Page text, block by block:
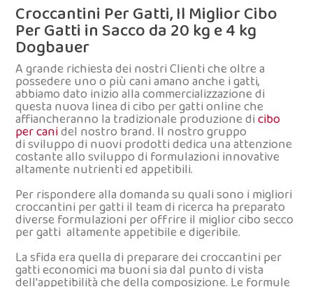
Croccantini Per Gatti, Il Miglior Cibo
Per Gatti in Sacco da 20 kg e 4 kg
Dogbauer
A grande richiesta dei nostri Clienti che oltre a
possedere uno o più cani amano anche i gatti,
abbiamo dato inizio alla commercializzazione di
questa nuova linea di cibo per gatti online che
affiancheranno la tradizionale produzione dicibo
per canidel nostro brand. Il nostro gruppo
di sviluppo di nuovi prodotti dedica una attenzione
costante allo sviluppo di formulazioni innovative
altamente nutrienti ed appetibili.
Per rispondere alla domanda su quali sono i migliori
croccantini per gatti il team di ricerca ha preparato
diverse formulazioni per offrire il miglior cibo secco
per gatti altamente appetibile e digeribile.
La sfida era quella di preparare dei croccantini per
gatti economici ma buoni sia dal punto di vista
dell'appetibilità che della composizione. Le formule